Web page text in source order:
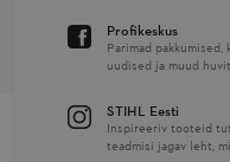
Profikeskus
Parimad
uudised ja muud
STIHL Eesti
Inspireeriv tooteid
teadmisi jagav leht,